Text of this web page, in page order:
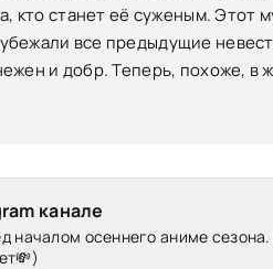
кто станет её суженым.
все предыдущие
и добр. Теперь, похоже,
канале
началом осеннего аниме